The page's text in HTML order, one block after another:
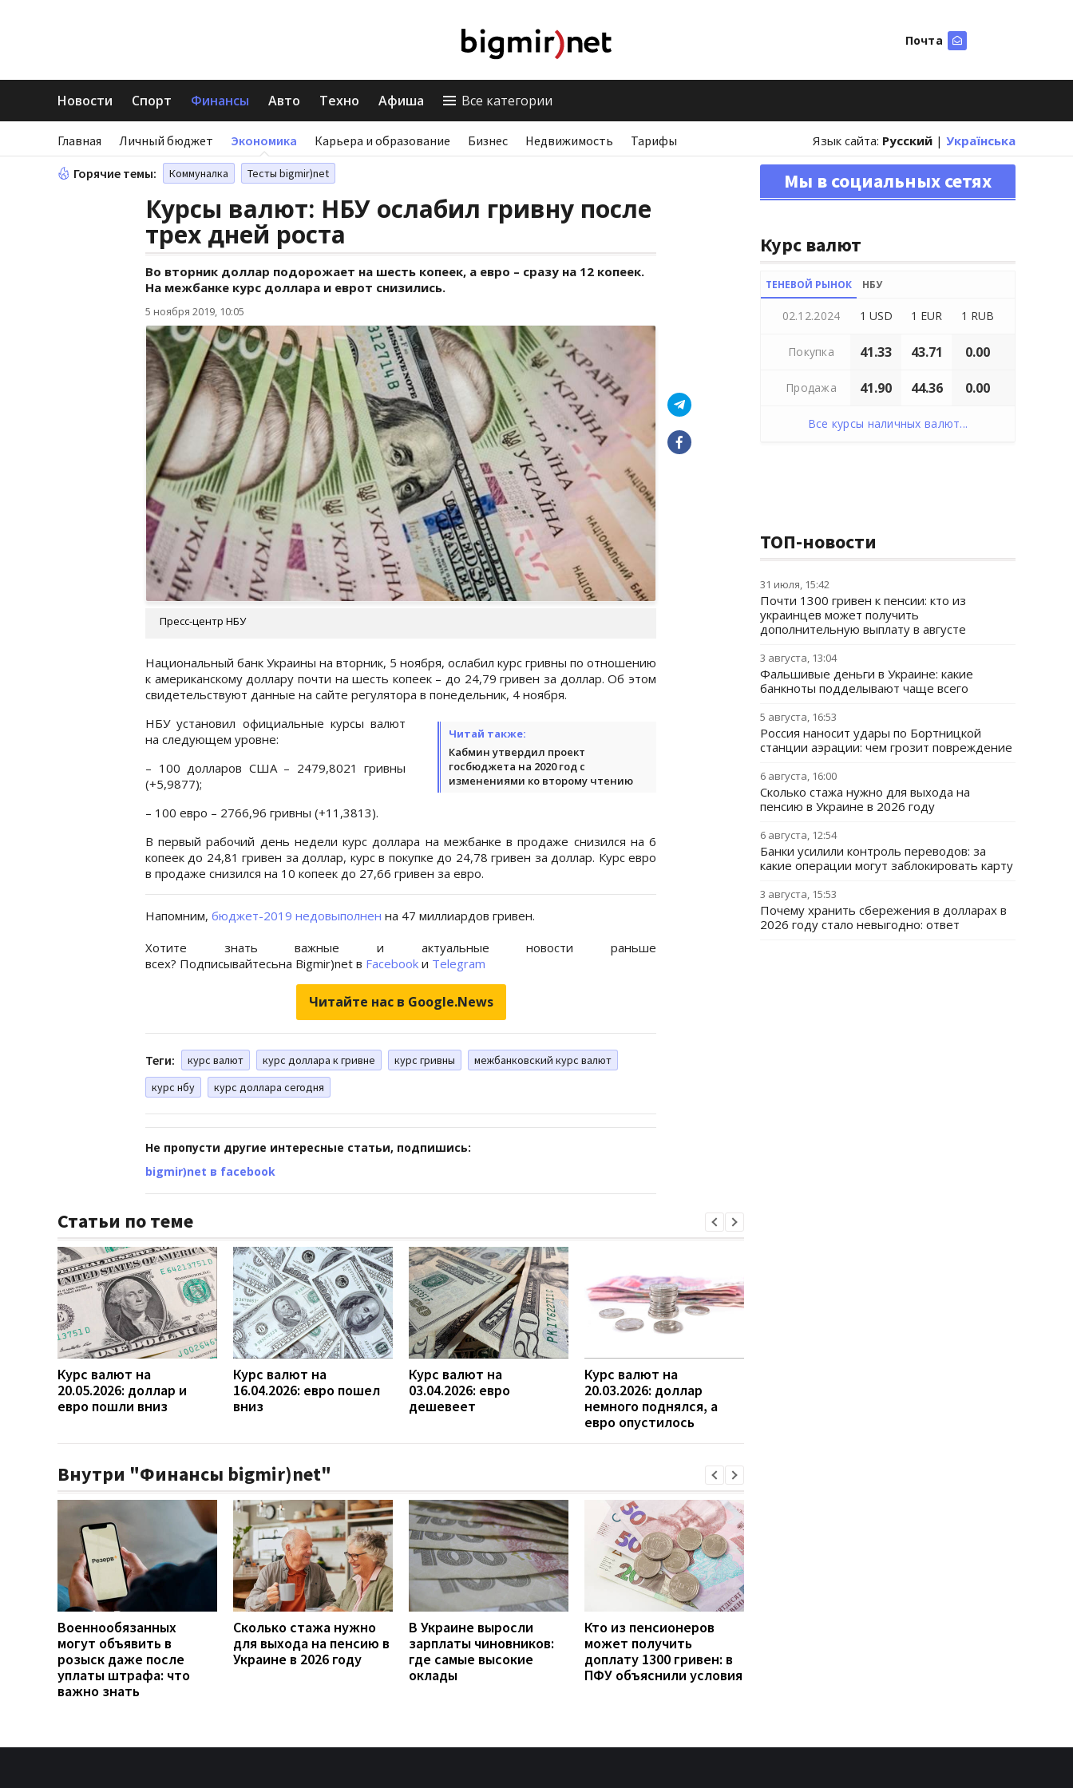
Почта
Новости Спорт Финансы Авто Техно Афиша Все категории
Главная Личный бюджет Экономика Карьера и образование Бизнес Недвижимость Тарифы Язык сайта: Русский | Українська
Горячие темы: Коммуналка Тесты bigmir)net
Курсы валют: НБУ ослабил гривну после
трех дней роста
Во вторник доллар подорожает на шесть копеек, а евро – сразу на 12 копеек.
На межбанке курс доллара и еврот снизились.
5 ноября 2019, 10:05
Пресс-центр НБУ
Национальный банк Украины на вторник, 5 ноября, ослабил курс гривны по отношению
к американскому доллару почти на шесть копеек – до 24,79 гривен за доллар. Об этом
свидетельствуют данные на сайте регулятора в понедельник, 4 ноября.
Читай также:
Кабмин утвердил проект
госбюджета на 2020 год с
изменениями ко второму чтению
НБУ установил официальные курсы валют
на следующем уровне:
– 100 долларов США – 2479,8021 гривны
(+5,9877);
– 100 евро – 2766,96 гривны (+11,3813).
В первый рабочий день недели курс доллара на межбанке в продаже снизился на 6
копеек до 24,81 гривен за доллар, курс в покупке до 24,78 гривен за доллар. Курс евро
в продаже снизился на 10 копеек до 27,66 гривен за евро.
Напомним, бюджет-2019 недовыполнен на 47 миллиардов гривен.
Хотите знать важные и актуальные новости раньше
всех? Подписывайтесьна Bigmir)net в Facebook и Telegram
Читайте нас в Google.News
Теги: курс валют курс доллара к гривне курс гривны
межбанковский курс валют
курс нбу
курс доллара сегодня
Не пропусти другие интересные статьи, подпишись:
bigmir)net в facebook
Статьи по теме
Курс валют на
20.05.2026: доллар и
евро пошли вниз
Курс валют на
16.04.2026: евро пошел
вниз
Курс валют на
03.04.2026: евро
дешевеет
Курс валют на
20.03.2026: доллар
немного поднялся, а
евро опустилось
Внутри "Финансы bigmir)net"
Военнообязанных
могут объявить в
розыск даже после
уплаты штрафа: что
важно знать
Сколько стажа нужно
для выхода на пенсию в
Украине в 2026 году
В Украине выросли
зарплаты чиновников:
где самые высокие
оклады
Кто из пенсионеров
может получить
доплату 1300 гривен: в
ПФУ объяснили условия
Мы в социальных сетях
Курс валют
ТЕНЕВОЙ РЫНОК НБУ
02.12.2024 1 USD 1 EUR 1 RUB
Покупка 41.33 43.71 0.00
Продажа 41.90 44.36 0.00
Все курсы наличных валют...
ТОП-новости
31 июля, 15:42
Почти 1300 гривен к пенсии: кто из
украинцев может получить
дополнительную выплату в августе
3 августа, 13:04
Фальшивые деньги в Украине: какие
банкноты подделывают чаще всего
5 августа, 16:53
Россия наносит удары по Бортницкой
станции аэрации: чем грозит повреждение
6 августа, 16:00
Сколько стажа нужно для выхода на
пенсию в Украине в 2026 году
6 августа, 12:54
Банки усилили контроль переводов: за
какие операции могут заблокировать карту
3 августа, 15:53
Почему хранить сбережения в долларах в
2026 году стало невыгодно: ответ